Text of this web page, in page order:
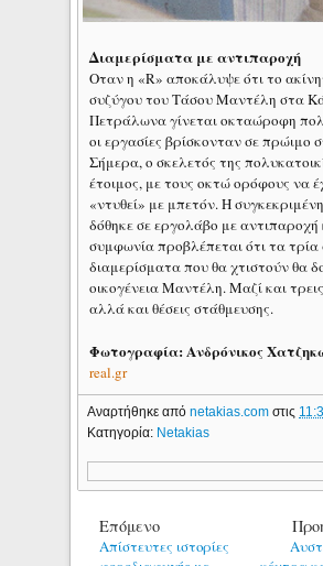
Διαμερίσματα με αντιπαροχή
Οταν η «R» αποκάλυψε ότι το
συζύγου του Τάσου Μαντέλη στα
Πετράλωνα γίνεται οκταώροφη
οι εργασίες βρίσκονταν σε πρώιμο
Σήμερα, ο σκελετός της
έτοιμος, με τους οκτώ ορόφους να
«ντυθεί» με μπετόν. Η
δόθηκε σε εργολάβο με αντιπαροχή
συμφωνία προβλέπεται ότι τα
διαμερίσματα που θα χτιστούν θα
οικογένεια Μαντέλη. Μαζί και
αλλά και θέσεις στάθμευσης.
Φωτογραφία: Ανδρόνικος
real.gr
Αναρτήθηκε απόnetakias.comστις
Κατηγορία: Netakias
Επόμενο
Απίστευτες ιστορίες